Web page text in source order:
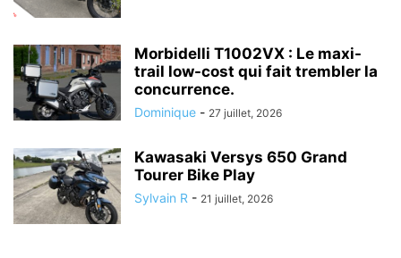
Morbidelli T1002VX : Le maxi-
trail low-cost qui fait trembler la
concurrence.
Dominique - 27 juillet, 2026
Kawasaki Versys 650 Grand
Tourer Bike Play
Sylvain R - 21 juillet, 2026